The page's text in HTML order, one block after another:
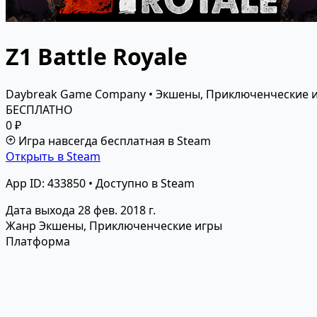
Z1 Battle Royale
Daybreak Game Company • Экшены, Приключенческие
БЕСПЛАТНО
0 ₽
Игра навсегда бесплатная в Steam
Открыть в Steam
App ID: 433850 • Доступно в Steam
Дата выхода 28 фев. 2018 г.
Жанр Экшены, Приключенческие игры
Платформа